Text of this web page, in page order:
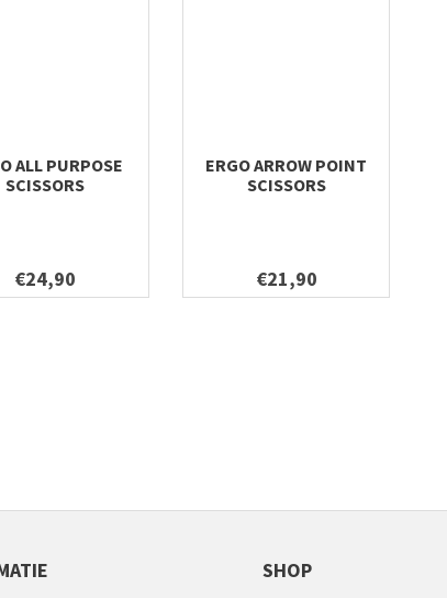
ALL PURPOSE
SCISSORS
€24,90
ERGO ARROW POINT
SCISSORS
€21,90
SHOP